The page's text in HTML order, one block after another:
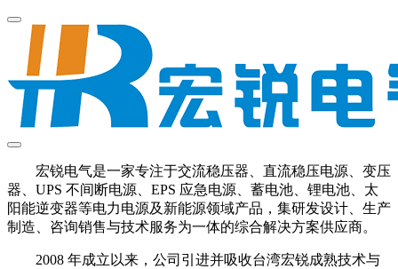
宏锐电气是一家专注于交流稳压器、直流稳压电源、变压
器、UPS 不间断电源、EPS 应急电源、蓄电池、锂电池、太
阳能逆变器等电力电源及新能源领域产品，集研发设计、生产
制造、咨询销售与技术服务为一体的综合解决方案供应商。
2008 年成立以来，公司引进并吸收台湾宏锐成熟技术与